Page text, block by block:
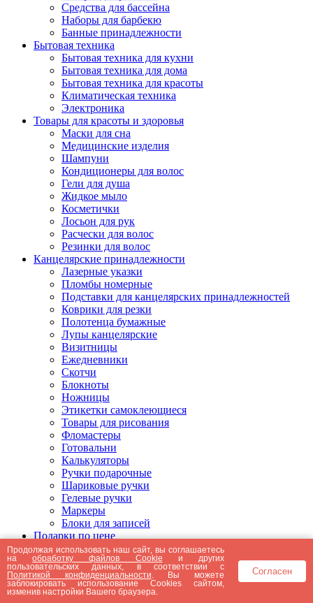
Средства для бассейна
Наборы для барбекю
Банные принадлежности
Бытовая техника
Бытовая техника для кухни
Бытовая техника для дома
Бытовая техника для красоты
Климатическая техника
Электроника
Товары для красоты и здоровья
Маски для сна
Медицинские изделия
Шампуни
Кондиционеры для волос
Гели для душа
Жидкое мыло
Косметички
Лосьон для рук
Расчески для волос
Резинки для волос
Канцелярские принадлежности
Лазерные указки
Пломбы номерные
Подставки для канцелярских принадлежностей
Коврики для резки
Полотенца бумажные
Лупы канцелярские
Визитницы
Ежедневники
Скотчи
Блокноты
Ножницы
Этикетки самоклеющиеся
Товары для рисования
Фломастеры
Готовальни
Калькуляторы
Ручки подарочные
Шариковые ручки
Гелевые ручки
Маркеры
Блоки для записей
Подарки по цене
Подарки от 5000 рублей
Подарки до 5000 рублей
Подарки до 3000 рублей
Подарки до 2000 рублей
Подарки до 1000 рублей
Продолжая использовать наш сайт, вы соглашаетесь
наобработку файлов Cookie и других
пользовательских данных, в соответствии с
Политикой конфиденциальности . Вы можете
заблокировать использование Cookies сайтом,
изменив настройки Вашего браузера.
Согласен